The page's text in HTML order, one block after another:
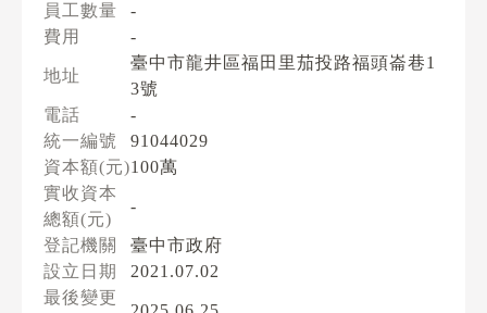
員工數量
-
費用
-
地址
臺中市龍井區福田里茄投路福頭崙巷1
3號
電話
-
統一編號
91044029
資本額(元)100萬
實收資本
總額(元)
-
登記機關
臺中市政府
設立日期
2021.07.02
最後變更